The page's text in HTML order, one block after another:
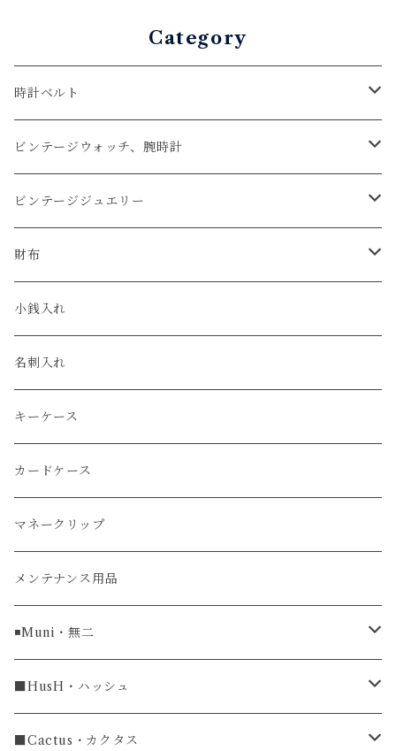
Category
時計ベルト
アップルウォッチベルト
コードバン
クロコダイル
エコレザー
エレファント
アリゲーター
リザード
ガルーシャ（エイ）
牛革
ラグ幅16mm
ラグ幅18mm
ラグ幅19mm
ビンテージウォッチ、腕時計
オメガ / OMEGA
ユリスナルダン / ULYSSE NARDIN
セイコー / SEIKO
ルミノックス / LUMINOX
エルメス / HERMES
ビンテージジュエリー
カルティエ / Cartier
財布
コンパクト
長財布
小銭入れ
名刺入れ
キーケース
カードケース
マネークリップ
メンテナンス用品
◾️Muni・無二
長財布
長財布
名刺入れ
■HusH・ハッシュ
ラウンドファスナー
■Cactus・カクタス